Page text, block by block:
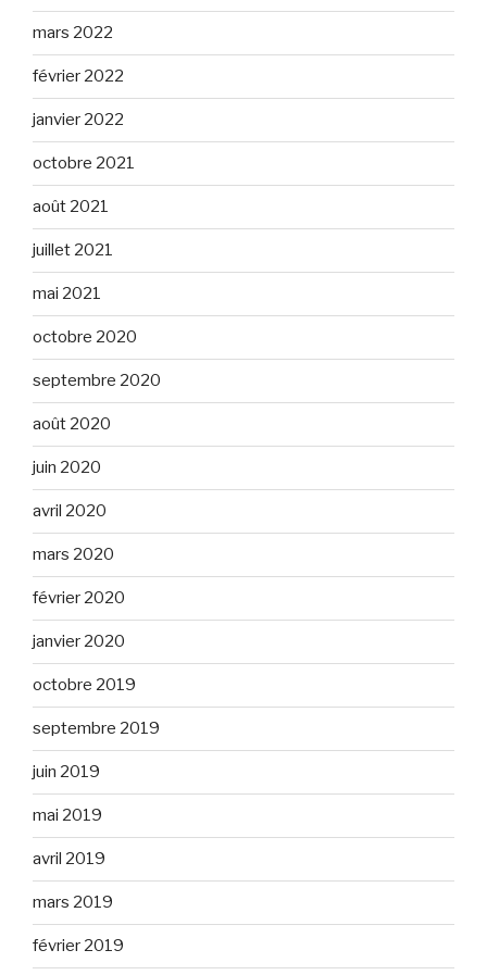
mars 2022
février 2022
janvier 2022
octobre 2021
août 2021
juillet 2021
mai 2021
octobre 2020
septembre 2020
août 2020
juin 2020
avril 2020
mars 2020
février 2020
janvier 2020
octobre 2019
septembre 2019
juin 2019
mai 2019
avril 2019
mars 2019
février 2019